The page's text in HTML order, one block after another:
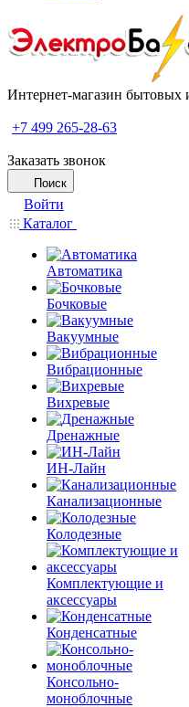
Интернет-магазин
+7 499 265-28-63
Заказать звонок
Поиск
Войти
Каталог
Автоматика
Бочковые
Вакуумные
Вибрационные
Вихревые
Дренажные
ИН-Лайн
Канализационные
Колодезные
Комплектующие и
аксессуары
Конденсатные
Консольно-
моноблочные